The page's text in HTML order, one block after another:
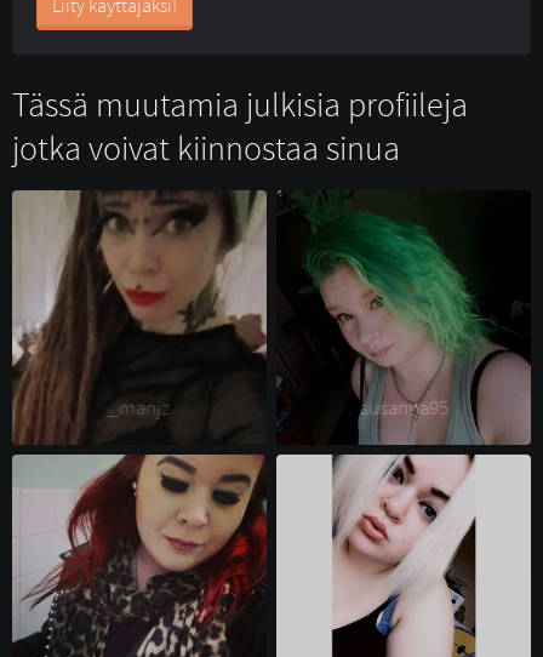
Liity käyttäjäksi!
Tässä muutamia julkisia profiileja
jotka voivat kiinnostaa sinua
_manjz susanna95